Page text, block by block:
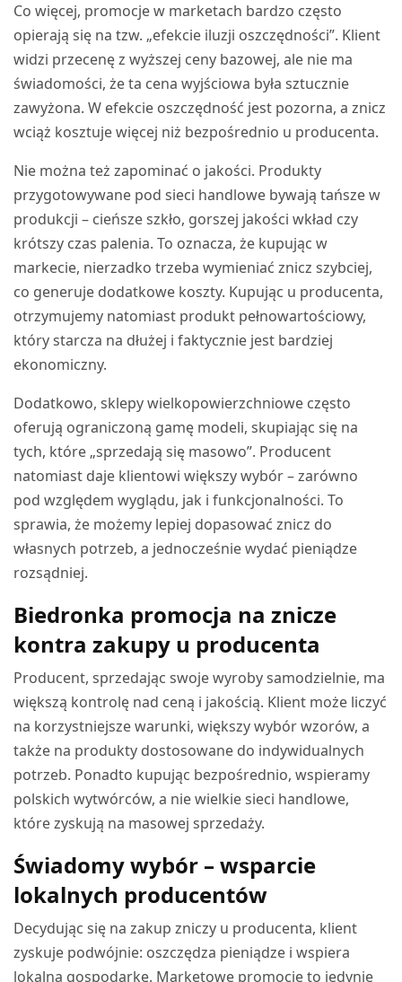
Co więcej, promocje w marketach bardzo często
opierają się na tzw. „efekcie iluzji oszczędności”. Klient
widzi przecenę z wyższej ceny bazowej, ale nie ma
świadomości, że ta cena wyjściowa była sztucznie
zawyżona. W efekcie oszczędność jest pozorna, a znicz
wciąż kosztuje więcej niż bezpośrednio u producenta.
Nie można też zapominać o jakości. Produkty
przygotowywane pod sieci handlowe bywają tańsze w
produkcji – cieńsze szkło, gorszej jakości wkład czy
krótszy czas palenia. To oznacza, że kupując w
markecie, nierzadko trzeba wymieniać znicz szybciej,
co generuje dodatkowe koszty. Kupując u producenta,
otrzymujemy natomiast produkt pełnowartościowy,
który starcza na dłużej i faktycznie jest bardziej
ekonomiczny.
Dodatkowo, sklepy wielkopowierzchniowe często
oferują ograniczoną gamę modeli, skupiając się na
tych, które „sprzedają się masowo”. Producent
natomiast daje klientowi większy wybór – zarówno
pod względem wyglądu, jak i funkcjonalności. To
sprawia, że możemy lepiej dopasować znicz do
własnych potrzeb, a jednocześnie wydać pieniądze
rozsądniej.
Biedronka promocja na znicze
kontra zakupy u producenta
Producent, sprzedając swoje wyroby samodzielnie, ma
większą kontrolę nad ceną i jakością. Klient może liczyć
na korzystniejsze warunki, większy wybór wzorów, a
także na produkty dostosowane do indywidualnych
potrzeb. Ponadto kupując bezpośrednio, wspieramy
polskich wytwórców, a nie wielkie sieci handlowe,
które zyskują na masowej sprzedaży.
Świadomy wybór – wsparcie
lokalnych producentów
Decydując się na zakup zniczy u producenta, klient
zyskuje podwójnie: oszczędza pieniądze i wspiera
lokalną gospodarkę. Marketowe promocje to jedynie